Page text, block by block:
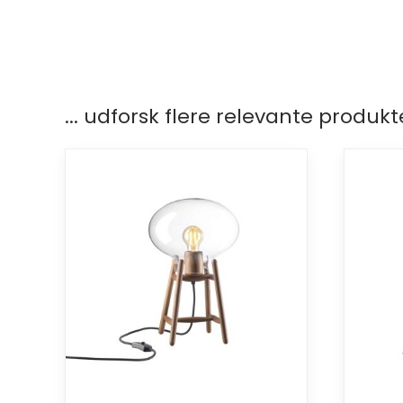
... udforsk flere relevante